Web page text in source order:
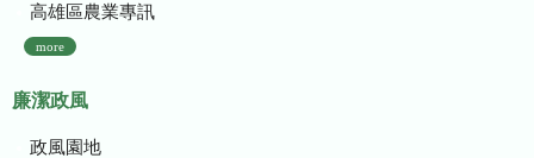
高雄區農業專訊
more
廉潔政風
政風園地